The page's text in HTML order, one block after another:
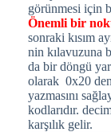
görünmesi için
Önemli bir
sonraki kısım
nin kılavuzuna
da bir döngü
olarak 0x20
yazmasını
kodlarıdır.
karşılık gelir.